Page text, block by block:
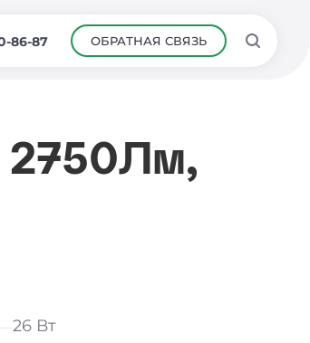
86-87 ОБРАТНАЯ СВЯЗЬ
2750Лм,
26 Вт